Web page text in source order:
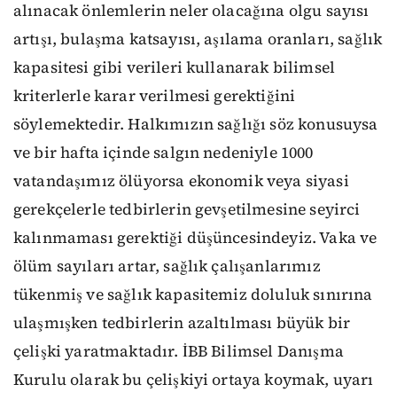
alınacak önlemlerin neler olacağına olgu sayısı
artışı, bulaşma katsayısı, aşılama oranları, sağlık
kapasitesi gibi verileri kullanarak bilimsel
kriterlerle karar verilmesi gerektiğini
söylemektedir. Halkımızın sağlığı söz konusuysa
ve bir hafta içinde salgın nedeniyle 1000
vatandaşımız ölüyorsa ekonomik veya siyasi
gerekçelerle tedbirlerin gevşetilmesine seyirci
kalınmaması gerektiği düşüncesindeyiz. Vaka ve
ölüm sayıları artar, sağlık çalışanlarımız
tükenmiş ve sağlık kapasitemiz doluluk sınırına
ulaşmışken tedbirlerin azaltılması büyük bir
çelişki yaratmaktadır. İBB Bilimsel Danışma
Kurulu olarak bu çelişkiyi ortaya koymak, uyarı